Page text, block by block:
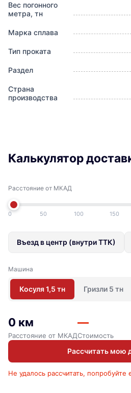
Вес погонного
метра, тн
Марка сплава
Тип проката
Раздел
Страна
производства
Калькулятор
Расстояние от МКАД
0 50 100 150
Въезд в центр (внутри ТТК)
Машина
Косуля 1,5 тн Гризли 5 тн
0 км
Расстояние от МКАД
—
Стоимость
Рассчитать мою
Не удалось рассчитать, попробуйте